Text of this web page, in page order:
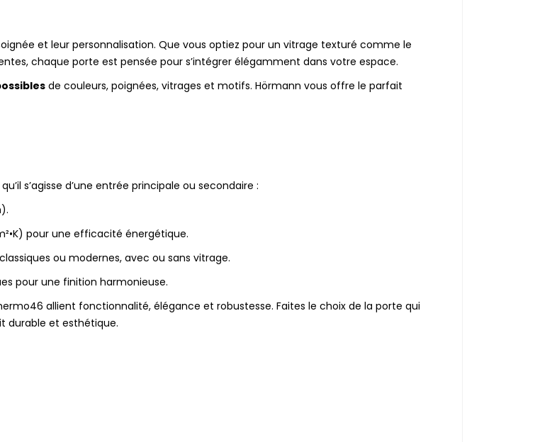
et leur personnalisation. Que vous optiez pour un vitrage texturé comme le
chaque porte est pensée pour s’intégrer élégamment dans votre espace.
de couleurs, poignées, vitrages et motifs. Hörmann vous offre le parfait
s’agisse d’une entrée principale ou secondaire :
pour une efficacité énergétique.
ou modernes, avec ou sans vitrage.
pour une finition harmonieuse.
allient fonctionnalité, élégance et robustesse. Faites le choix de la porte qui
durable et esthétique.